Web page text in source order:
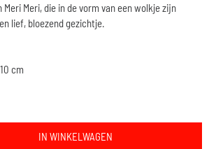
Meri, die in de vorm van een wolkje zijn
lief, bloezend gezichtje.
cm
IN WINKELWAGEN